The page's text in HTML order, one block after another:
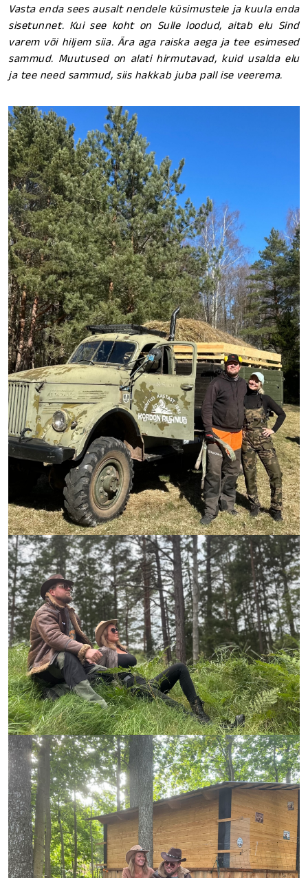
Vasta enda sees ausalt nendele küsimustele ja kuula enda
sisetunnet. Kui see koht on Sulle loodud, aitab elu Sind
varem või hiljem siia. Ära aga raiska aega ja tee esimesed
sammud. Muutused on alati hirmutavad, kuid usalda elu
ja tee need sammud, siis hakkab juba pall ise veerema.